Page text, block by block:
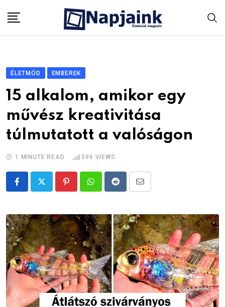
ÉLETMÓD EMBEREK
15 alkalom, amikor egy
művész kreativitása
túlmutatott a valóságon
1 MINUTE READ 596 VIEWS
PinterestWhatsappRedditShare
Email